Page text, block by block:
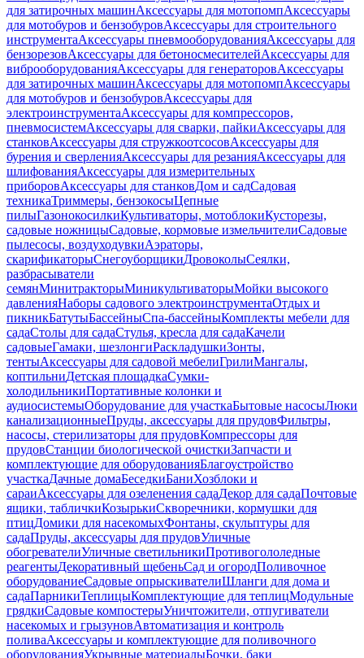
для затирочных машинАксессуары для мотопомпАксессуары
для мотобуров и бензобуровАксессуары для строительного
инструментаАксессуары пневмооборудованияАксессуары для
бензорезовАксессуары для бетоносмесителейАксессуары для
виброоборудованияАксессуары для генераторовАксессуары
для затирочных машинАксессуары для мотопомпАксессуары
для мотобуров и бензобуровАксессуары для
электроинструментаАксессуары для компрессоров,
пневмосистемАксессуары для сварки, пайкиАксессуары для
станковАксессуары для стружкоотсосовАксессуары для
бурения и сверленияАксессуары для резанияАксессуары для
шлифованияАксессуары для измерительных
приборовАксессуары для станковДом и садСадовая
техникаТриммеры, бензокосыЦепные
пилыГазонокосилкиКультиваторы, мотоблокиКусторезы,
садовые ножницыСадовые, кормовые измельчителиСадовые
пылесосы, воздуходувкиАэраторы,
скарификаторыСнегоуборщикиДровоколыСеялки,
разбрасыватели
семянМинитракторыМиникультиваторыМойки высокого
давленияНаборы садового электроинструментаОтдых и
пикникБатутыБассейныСпа-бассейныКомплекты мебели для
садаСтолы для садаСтулья, кресла для садаКачели
садовыеГамаки, шезлонгиРаскладушкиЗонты,
тентыАксессуары для садовой мебелиГрилиМангалы,
коптильниДетская площадкаСумки-
холодильникиПортативные колонки и
аудиосистемыОборудование для участкаБытовые насосыЛюки
канализационныеПруды, аксессуары для прудовФильтры,
насосы, стерилизаторы для прудовКомпрессоры для
прудовСтанции биологической очисткиЗапчасти и
комплектующие для оборудованияБлагоустройство
участкаДачные домаБеседкиБаниХозблоки и
сараиАксессуары для озеленения садаДекор для садаПочтовые
ящики, табличкиКозырькиСкворечники, кормушки для
птицДомики для насекомыхФонтаны, скульптуры для
садаПруды, аксессуары для прудовУличные
обогревателиУличные светильникиПротивогололедные
реагентыДекоративный щебеньСад и огородПоливочное
оборудованиеСадовые опрыскивателиШланги для дома и
садаПарникиТеплицыКомплектующие для теплицМодульные
грядкиСадовые компостерыУничтожители, отпугиватели
насекомых и грызуновАвтоматизация и контроль
поливаАксессуары и комплектующие для поливочного
оборудованияУкрывные материалыБочки, баки